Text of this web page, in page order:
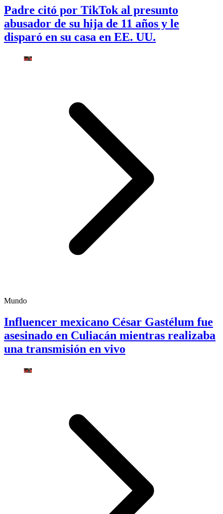
Padre citó por TikTok al presunto
abusador de su hija de 11 años y le
disparó en su casa en EE. UU.
Mundo
Influencer mexicano César Gastélum fue
asesinado en Culiacán mientras realizaba
una transmisión en vivo